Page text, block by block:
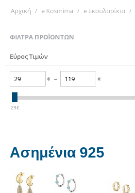
Αρχική / e Kosmima / e Σκουλαρίκια /
ΦΊΛΤΡΑ ΠΡΟΪΌΝΤΩΝ
Εύρος Τιμών
€ – €
29€
Ασημένια 925